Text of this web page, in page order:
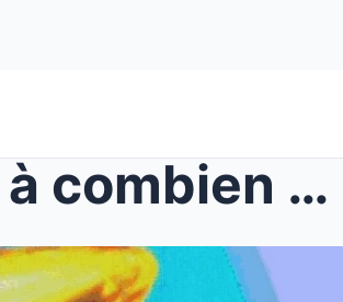
Les 12 coups de midi : à combien s’élève la ...